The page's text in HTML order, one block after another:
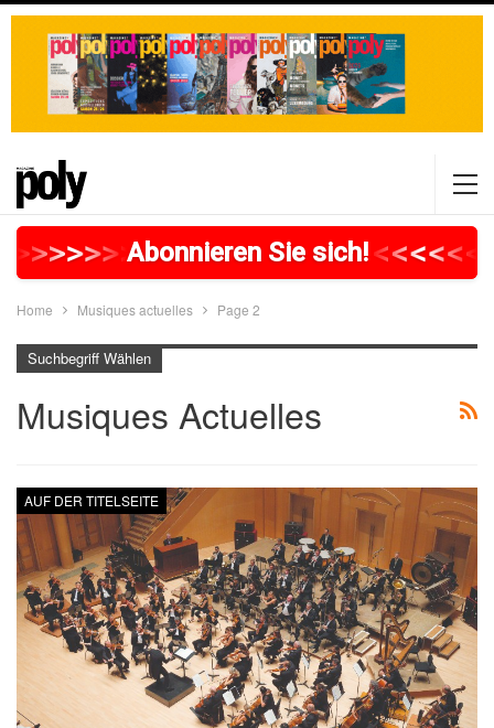
>>>>>>>>>>>>>>>>>
Abonnieren Sie sich!<<<<<<
Home Musiques actuelles Page 2
Suchbegriff Wählen
Musiques Actuelles
AUF DER TITELSEITE